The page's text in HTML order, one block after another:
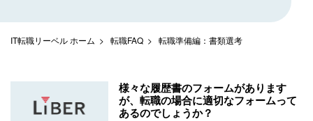
IT転職リーベル ホーム 転職FAQ 転職準備編：書類選考
様々な履歴書のフォームがあります
が、転職の場合に適切なフォームって
あるのでしょうか？